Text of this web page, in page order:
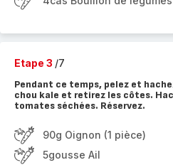
Etape 3 /7
Pendant ce temps, pelez et
chou kale et retirez les côtes.
tomates séchées. Réservez.
90g Oignon (1 pièce)
5gousse Ail